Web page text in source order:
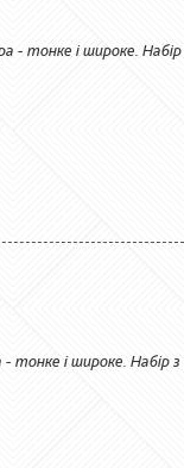
- тонке і широке. Набір
тонке і широке. Набір з